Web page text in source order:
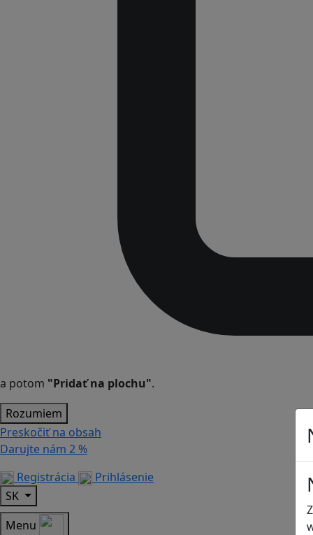
a potom "Pridať na plochu".
Rozumiem
Preskočiť na obsah
Darujte nám 2 %
Registrácia
Prihlásenie
SK
Menu